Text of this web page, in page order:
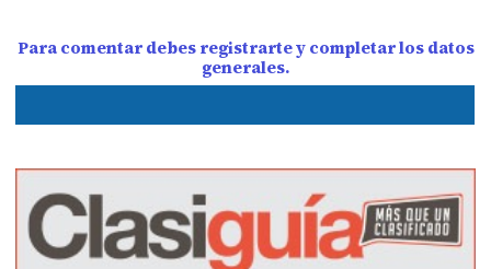
Para comentar debes registrarte y completar los datos
generales.